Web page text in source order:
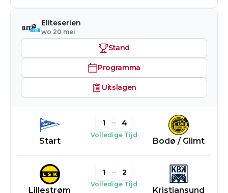
Eliteserien
wo 20 mei
Stand
Programma
Uitslagen
Start
1 4
Volledige Tijd
Bodø / Glimt
Lillestrøm
1 2
Volledige Tijd
Kristiansund